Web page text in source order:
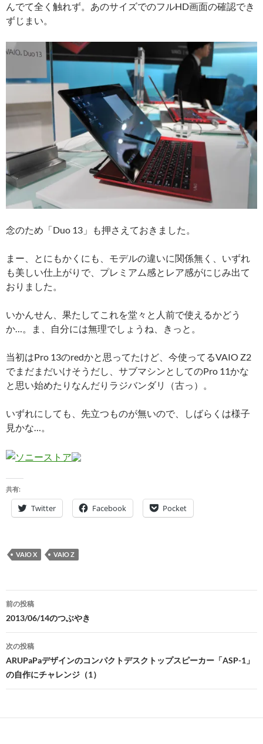
んでて全く触れず。あのサイズでのフルHD画面の確認でき
ずじまい。
念のため「Duo 13」も押さえておきました。
まー、とにもかくにも、モデルの違いに関係無く、いずれ
も美しい仕上がりで、プレミアム感とレア感がにじみ出て
おりました。
いかんせん、果たしてこれを堂々と人前で使えるかどう
か…。ま、自分には無理でしょうね、きっと。
当初はPro 13のredかと思ってたけど、今使ってるVAIO Z2
でまだまだいけそうだし、サブマシンとしてのPro 11かな
と思い始めたりなんだりラジバンダリ（古っ）。
いずれにしても、先立つものが無いので、しばらくは様子
見かな…。
共有:
Twitter Facebook Pocket
VAIO X VAIO Z
投
稿
ナ
ビ
ゲ
シ
前の投稿
2013/06/14のつぶやき
次の投稿
ARUPaPaデザインのコンパクトデスクトップスピーカー「ASP-1」
の自作にチャレンジ（1）